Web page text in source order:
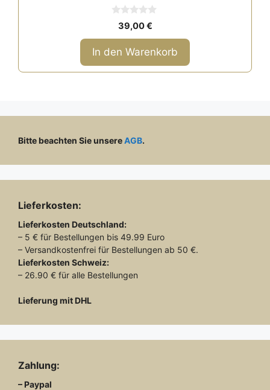
o
5
39,00€
In den Warenkorb
Bitte beachten Sie unsereAGB.
Lieferkosten:
Lieferkosten Deutschland:
– 5 € für Bestellungen bis 49.99 Euro
– Versandkostenfrei für Bestellungen ab 50 €.
Lieferkosten Schweiz:
– 26.90 € für alle Bestellungen
Lieferung mit DHL
Zahlung:
– Paypal